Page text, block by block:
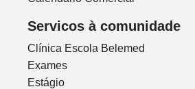
Servicos à comunidade
Clínica Escola Belemed
Exames
Estágio